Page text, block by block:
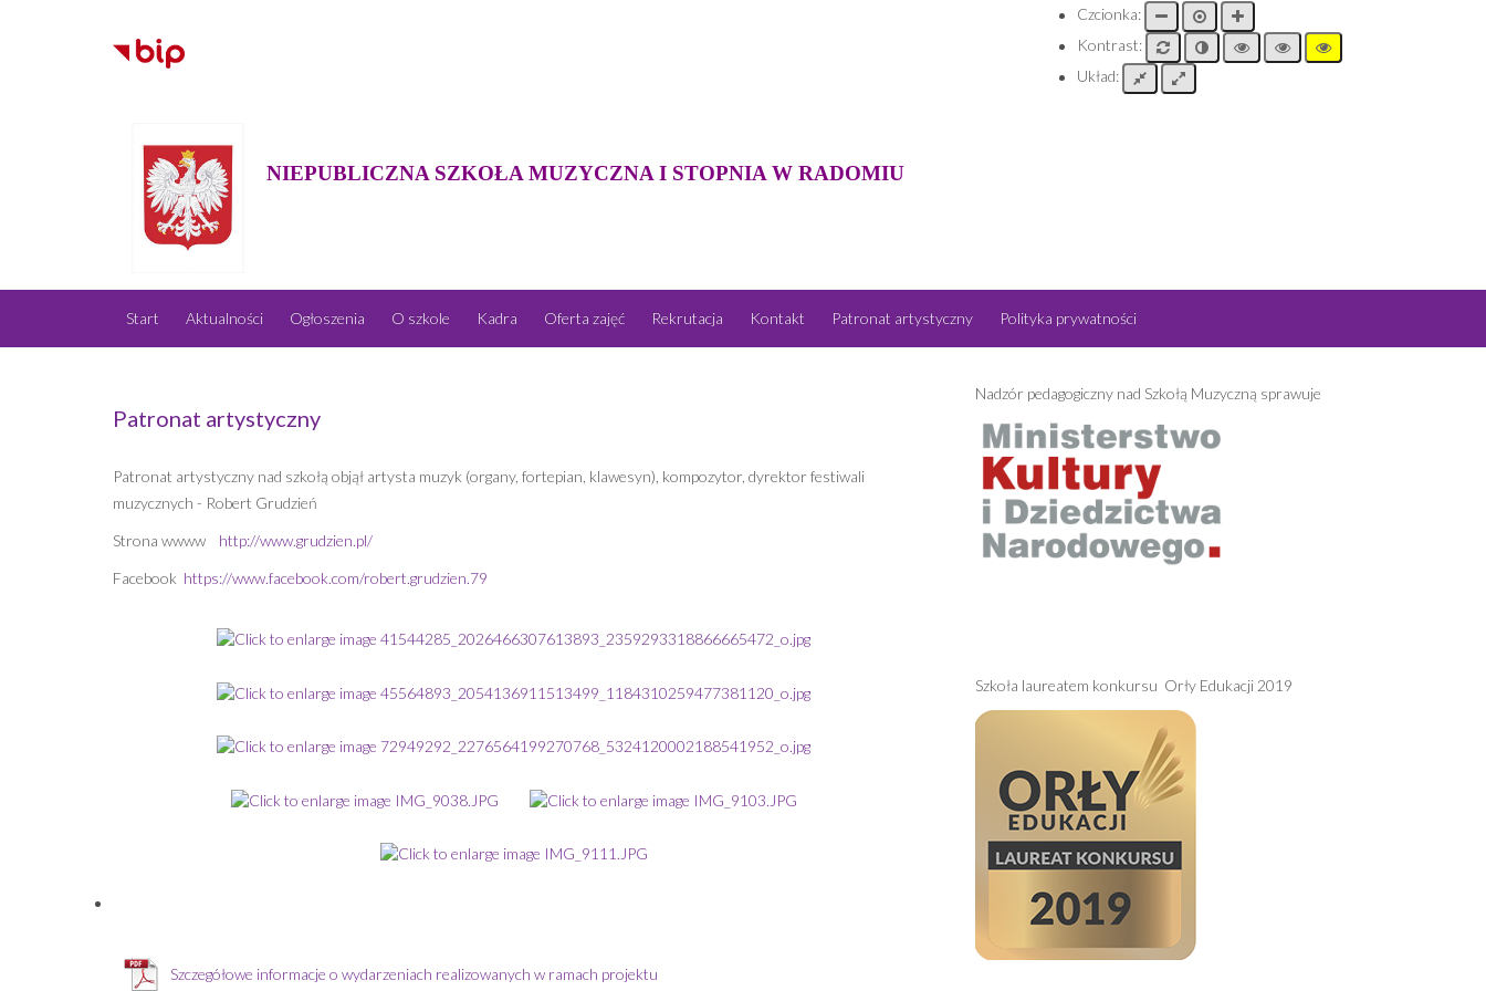
Czcionka:
Kontrast:
Układ:
NIEPUBLICZNA SZKOŁA MUZYCZNA I STOPNIA W RADOMIU
Start Aktualności Ogłoszenia O szkole Kadra Oferta zajęć Rekrutacja Kontakt Patronat artystyczny Polityka prywatności
Patronat artystyczny
Patronat artystyczny nad szkołą objął artysta muzyk (organy, fortepian, klawesyn), kompozytor, dyrektor festiwali
muzycznych - Robert Grudzień
Strona wwww http://www.grudzien.pl/
Facebook https://www.facebook.com/robert.grudzien.79
Szczegółowe informacje o wydarzeniach realizowanych w ramach projektu
Nadzór pedagogiczny nad Szkołą Muzyczną sprawuje
Szkoła laureatem konkursu Orły Edukacji 2019